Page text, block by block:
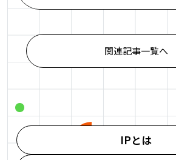
関連記事一覧へ
IPとは